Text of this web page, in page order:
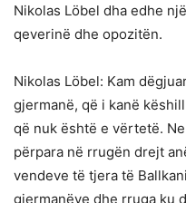
Nikolas Löbel dha edhe
qeverinë dhe opozitën.
Nikolas Löbel: Kam
gjermanë, që i kanë
që nuk është e vërtetë.
përpara në rrugën drejt
vendeve të tjera të
gjermanëve dhe rruga ku